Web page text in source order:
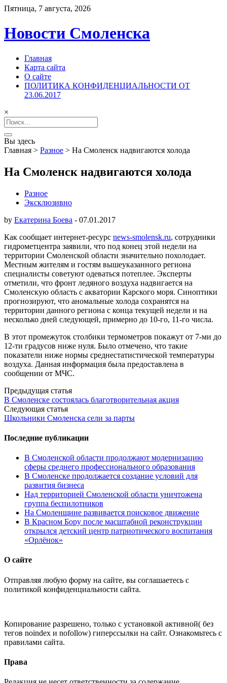
Пятница, 7 августа, 2026
Новости Смоленска
Главная
Карта сайта
О сайте
ПОЛИТИКА КОНФИДЕНЦИАЛЬНОСТИ ОТ
23.06.2017
×
Search
for:
Вы здесь
Главная > Разное > На Смоленск надвигаются холода
На Смоленск надвигаются холода
Разное
Эксклюзивно
by Екатерина Боева - 07.01.2017
Как сообщает интернет-ресурс news-smolensk.ru, сотрудники
гидрометцентра заявили, что под конец этой недели на
территории Смоленской области значительно похолодает.
Местным жителям и гостям вышеуказанного региона
специалисты советуют одеваться потеплее. Эксперты
отметили, что фронт ледяного воздуха надвигается на
Смоленскую область с акватории Карского моря. Синоптики
прогнозируют, что аномальные холода сохранятся на
территории данного региона с конца текущей недели и на
несколько дней следующей, примерно до 10-го, 11-го числа.
В этот промежуток столбики термометров покажут от 7-ми до
12-ти градусов ниже нуля. Было отмечено, что такие
показатели ниже нормы среднестатистической температуры
воздуха. Данная информация была предоставлена в
сообщении от МЧС.
Post
navigation
Предыдущая статья
В Смоленске состоялась благотворительная акция
Следующая статья
Школьники Смоленска сели за парты
Последние публикации
В Смоленской области продолжают модернизацию
сферы среднего профессионального образования
В Смоленске продолжается создание условий для
развития бизнеса
Над территорией Смоленской области уничтожена
группа беспилотников
На Смоленщине развивается поисковое движение
В Красном Бору после масштабной реконструкции
открылся детский центр патриотического воспитания
«Орлёнок»
О сайте
Отправляя любую форму на сайте, вы соглашаетесь с
политикой конфиденциальности сайта.
Копирование разрешено, только с установкой активной( без
тегов noindex и nofollow) гиперссылки на сайт. Ознакомьтесь с
правилами сайта.
Права